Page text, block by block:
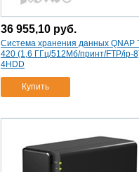
36 955,10 руб.
Система хранения данных QNAP
420 (1,6 ГГц/512Мб/принт/FTP/ip-
4HDD
Купить